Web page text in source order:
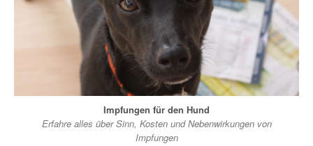
Impfungen für den Hund
Erfahre alles über Sinn, Kosten und Nebenwirkungen von
Impfungen